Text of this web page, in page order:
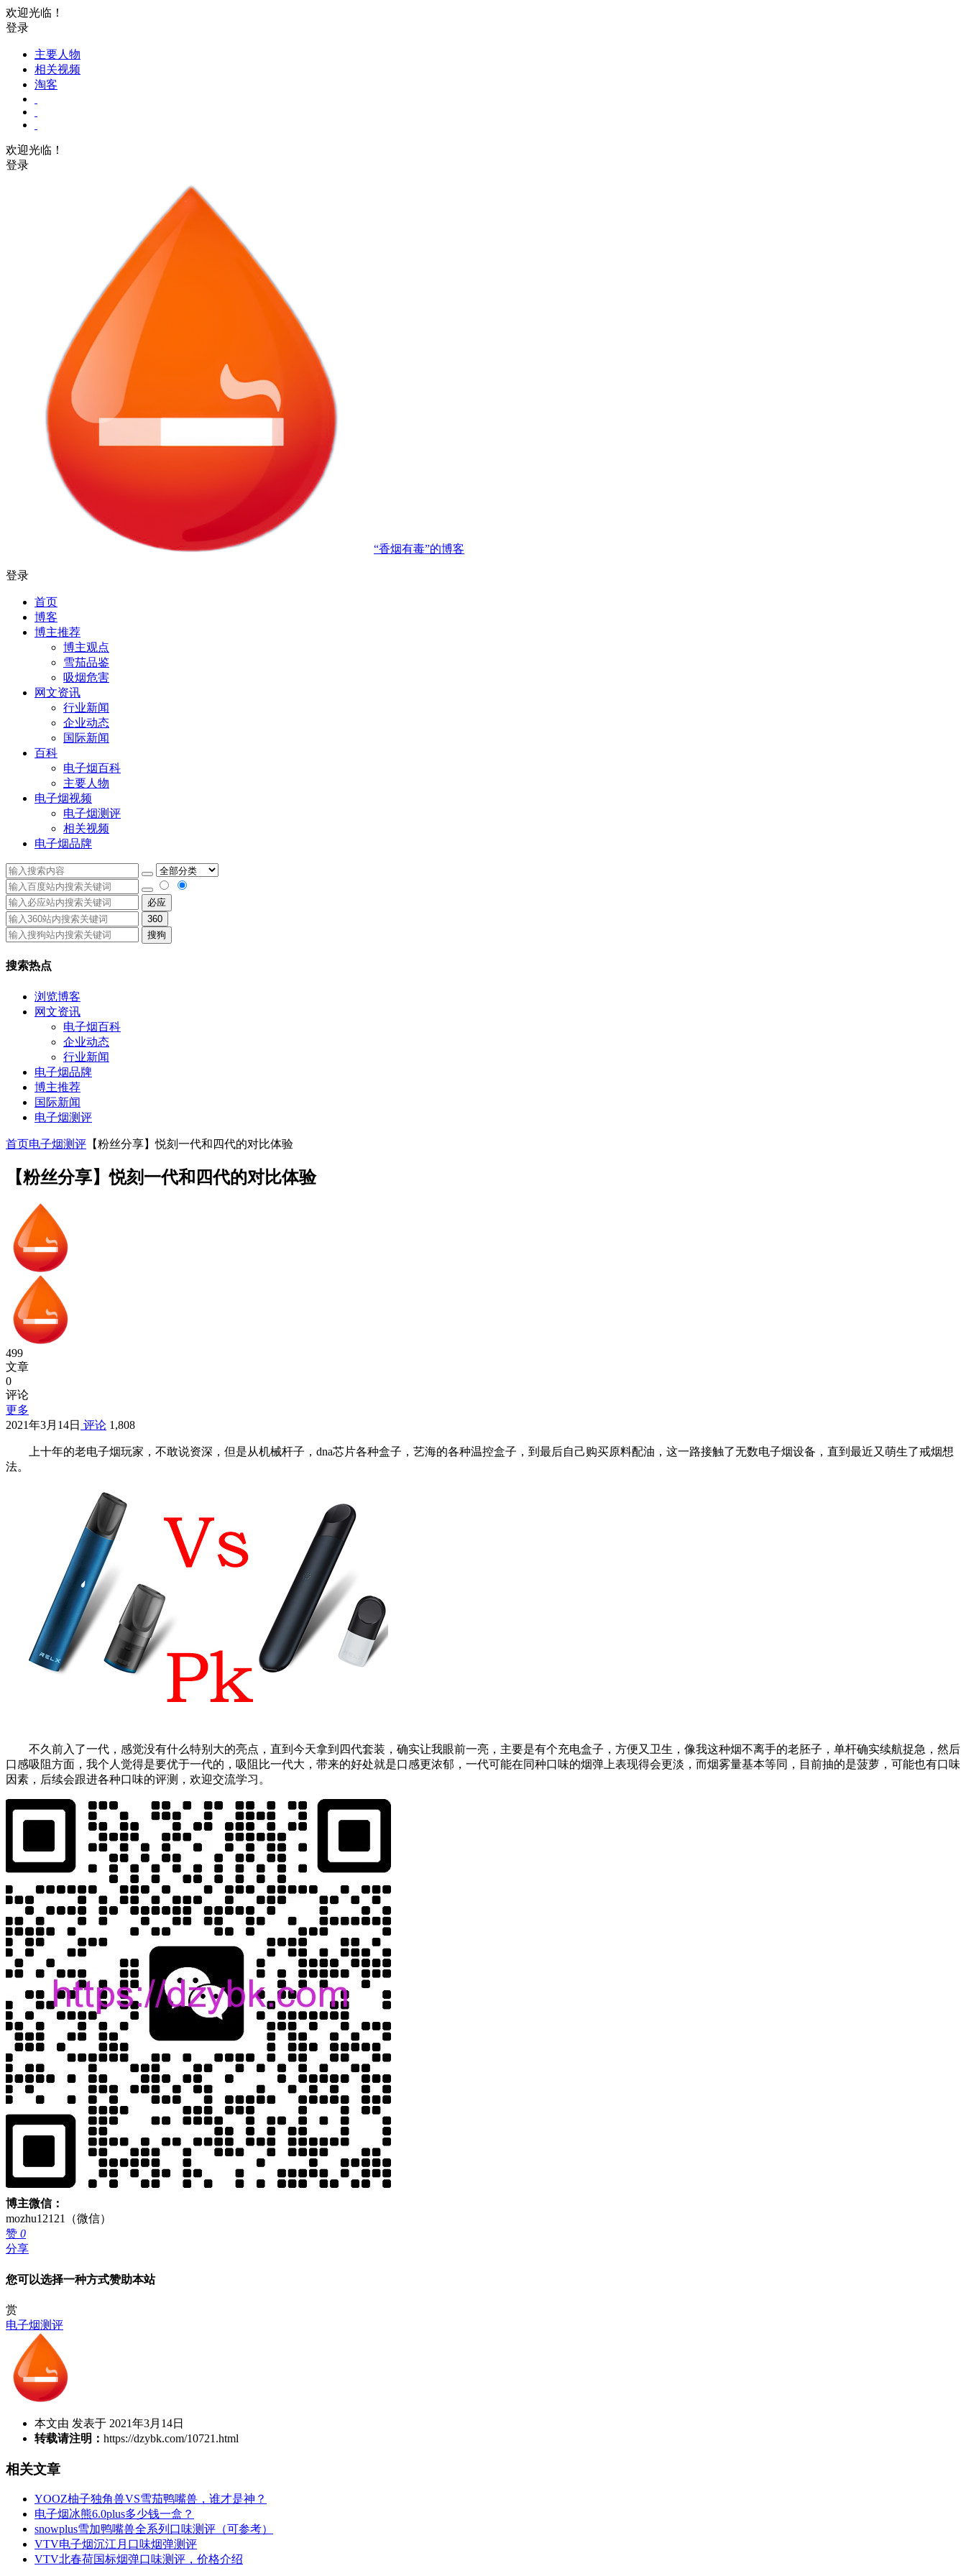
欢迎光临！
登录
主要人物
相关视频
淘客
欢迎光临！
登录
“香烟有毒”的博客
登录
首页
博客
博主推荐
博主观点
雪茄品鉴
吸烟危害
网文资讯
行业新闻
企业动态
国际新闻
百科
电子烟百科
主要人物
电子烟视频
电子烟测评
相关视频
电子烟品牌
必应
360
搜狗
搜索热点
浏览博客
网文资讯
电子烟百科
企业动态
行业新闻
电子烟品牌
博主推荐
国际新闻
电子烟测评
首页电子烟测评 【粉丝分享】悦刻一代和四代的对比体验
【粉丝分享】悦刻一代和四代的对比体验
499
文章
0
评论
更多
2021年3月14日 评论 1,808
上十年的老电子烟玩家，不敢说资深，但是从机械杆子，dna芯片各种盒子，艺海的各种温控盒子，到最后自己购买原料配油，这一路接触了无数电子烟设备，直到最近又萌生了戒烟想
法。
不久前入了一代，感觉没有什么特别大的亮点，直到今天拿到四代套装，确实让我眼前一亮，主要是有个充电盒子，方便又卫生，像我这种烟不离手的老胚子，单杆确实续航捉急，然后
口感吸阻方面，我个人觉得是要优于一代的，吸阻比一代大，带来的好处就是口感更浓郁，一代可能在同种口味的烟弹上表现得会更淡，而烟雾量基本等同，目前抽的是菠萝，可能也有口味
因素，后续会跟进各种口味的评测，欢迎交流学习。
博主微信：
mozhu12121（微信）
赞 0
分享
您可以选择一种方式赞助本站
赏
电子烟测评
本文由 发表于 2021年3月14日
转载请注明： https://dzybk.com/10721.html
相关文章
YOOZ柚子独角兽VS雪茄鸭嘴兽，谁才是神？
电子烟冰熊6.0plus多少钱一盒？
snowplus雪加鸭嘴兽全系列口味测评（可参考）
VTV电子烟沉江月口味烟弹测评
VTV北春荷国标烟弹口味测评，价格介绍